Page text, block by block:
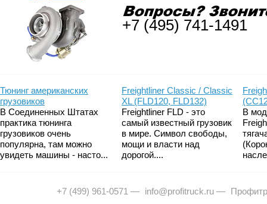
+7 (495) 741-1491
Тюнинг американских
грузовиков
В Соединенных Штатах
практика тюнинга
грузовиков очень
популярна, там можно
увидеть машины - насто...
Freightliner Classic / Classic
XL (FLD120, FLD132)
Freightliner FLD - это
самый известный грузовик
в мире. Символ свободы,
мощи и власти над
дорогой....
В
+7 (499) 961-0571 — info@profitruck.ru —